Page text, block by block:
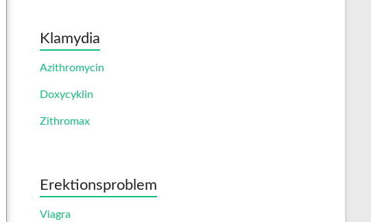
Klamydia
Azithromycin
Doxycyklin
Zithromax
Erektionsproblem
Viagra